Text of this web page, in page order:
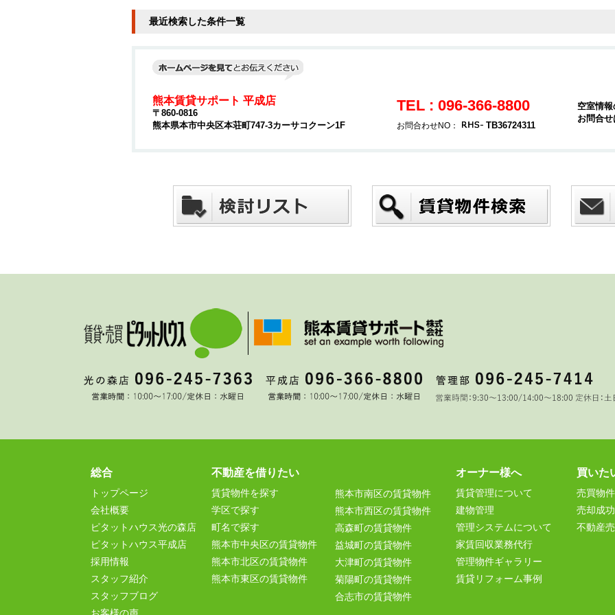
最近検索した条件一覧
熊本賃貸サポート 平成店
〒860-0816
熊本県本市中央区本荘町747-3カーサコクーン1F
TEL : 096-366-8800
お問合わせNO： TB36724311
空室情
お問合
総合
トップページ
会社概要
ピタットハウス光の森店
ピタットハウス平成店
採用情報
スタッフ紹介
スタッフブログ
不動産を借りたい
賃貸物件を探す
学区で探す
町名で探す
熊本市中央区の賃貸物件
熊本市北区の賃貸物件
熊本市東区の賃貸物件
熊本市南区の賃貸物件
熊本市西区の賃貸物件
高森町の賃貸物件
益城町の賃貸物件
大津町の賃貸物件
菊陽町の賃貸物件
合志市の賃貸物件
オーナー様へ
賃貸管理について
建物管理
管理システムについて
家賃回収業務代行
管理物件ギャラリー
賃貸リフォーム事例
買いた
売買物
売却成
不動産